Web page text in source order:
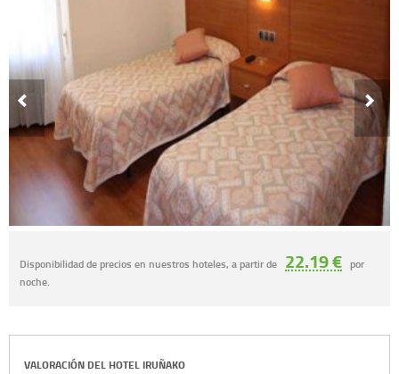
Disponibilidad de precios en nuestros hoteles, a partir de 22.19 € por
noche.
VALORACIÓN DEL HOTEL IRUÑAKO